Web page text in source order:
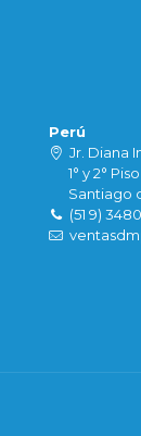
Perú
Jr. Diana
1° y 2°
Santiago
(51 9)